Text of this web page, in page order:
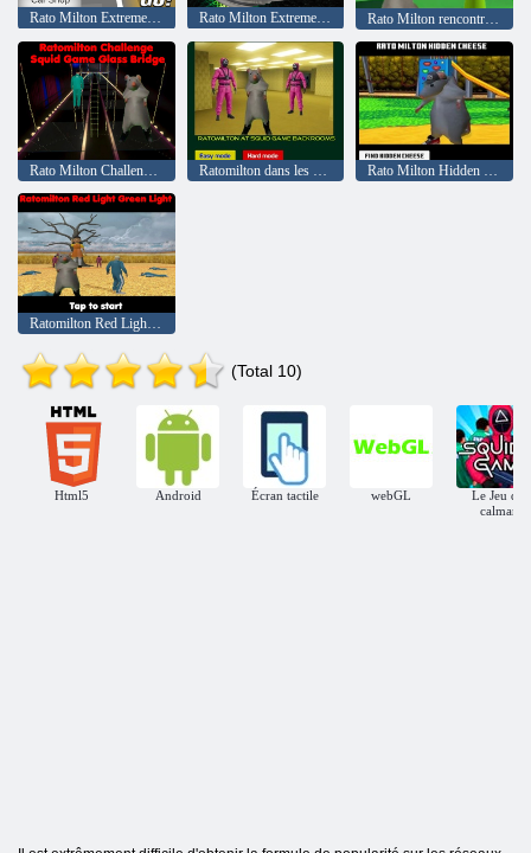
Rato Milton Extreme Drift Legends Rato Milton Extreme rampe cascades Rato Milton rencontre l'aventure de puzzle de la physique sprunki
Rato Milton Challenge Squid Game Glass Bridge Ratomilton dans les arrière-salles de gibier de Squid Rato Milton Hidden Cheese
(Total 10)
Html5 Android Écran tactile webGL
Le Jeu du
calmar